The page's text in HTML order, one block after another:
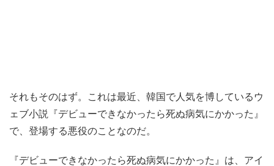
それもそのはず。これは最近、韓国で人気を博しているウ
ェブ小説『デビューできなかったら死ぬ病気にかかった』
で、登場する悪役のことなのだ。
『デビューできなかったら死ぬ病気にかかった』は、アイ